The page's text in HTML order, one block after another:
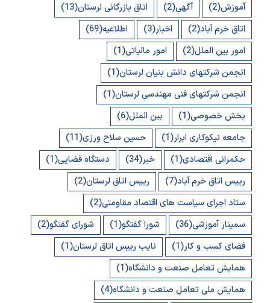
آموزش(2) آگهی(2) اتاق بازرگانی لرستان(13)
اتاق خرم آباد(2) اخبار(3) اطلاعیه(69)
امور بین الملل(2) امور مالیاتی(1)
انجمن شرکتهای دانش بنیان لرستان(1)
انجمن شرکتهای فنی مهندسی لرستان(1)
بخش خصوصی(1) بین الملل(6)
جامعه نیکوکاری ابرار(1) حسین سلاح ورزی(11)
حکمرانی اقتصادی(1) خبر(34) دستگاه قضایی(1)
رییس اتاق خرم آباد(7) رییس اتاق لرستان(2)
ستاد اجرای سیاست های اقتصاد مقاومتی(2)
سمینار آموزشی(36) شورا گفتگو(1) شورای گفتگو(2)
فضای کسب و کار(1) نایب رییس اتاق لرستان(1)
همایش تعامل صنعت و دانشگاه(1)
همایش ملی تعامل صنعت و دانشگاه(4)